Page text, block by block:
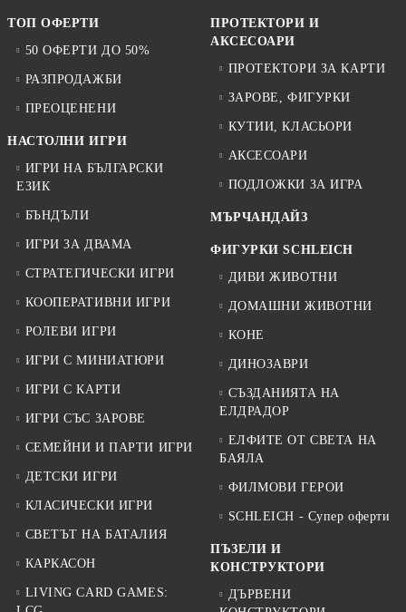
ТОП ОФЕРТИ
50 ОФЕРТИ ДО 50%
РАЗПРОДАЖБИ
ПРЕОЦЕНЕНИ
НАСТОЛНИ ИГРИ
ИГРИ НА БЪЛГАРСКИ
ЕЗИК
БЪНДЪЛИ
ИГРИ ЗА ДВАМА
СТРАТЕГИЧЕСКИ ИГРИ
КООПЕРАТИВНИ ИГРИ
РОЛЕВИ ИГРИ
ИГРИ С МИНИАТЮРИ
ИГРИ С КАРТИ
ИГРИ СЪС ЗАРОВЕ
СЕМЕЙНИ И ПАРТИ ИГРИ
ДЕТСКИ ИГРИ
КЛАСИЧЕСКИ ИГРИ
СВЕТЪТ НА БАТАЛИЯ
КАРКАСОН
LIVING CARD GAMES:
ПРОТЕКТОРИ И
АКСЕСОАРИ
ПРОТЕКТОРИ ЗА КАРТИ
ЗАРОВЕ, ФИГУРКИ
КУТИИ, КЛАСЬОРИ
АКСЕСОАРИ
ПОДЛОЖКИ ЗА ИГРА
МЪРЧАНДАЙЗ
ФИГУРКИ SCHLEICH
ДИВИ ЖИВОТНИ
ДОМАШНИ ЖИВОТНИ
КОНЕ
ДИНОЗАВРИ
СЪЗДАНИЯТА НА
ЕЛДРАДОР
ЕЛФИТЕ ОТ СВЕТА НА
БАЯЛА
ФИЛМОВИ ГЕРОИ
SCHLEICH - Супер оферти
ПЪЗЕЛИ И
КОНСТРУКТОРИ
ДЪРВЕНИ